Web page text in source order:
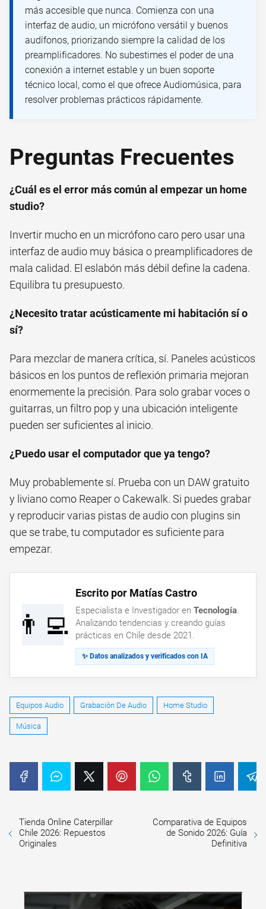
más accesible que nunca. Comienza con una
interfaz de audio, un micrófono versátil y buenos
audífonos, priorizando siempre la calidad de los
preamplificadores. No subestimes el poder de una
conexión a internet estable y un buen soporte
técnico local, como el que ofrece Audiomúsica, para
resolver problemas prácticos rápidamente.
Preguntas Frecuentes
¿Cuál es el error más común al empezar un home
studio?
Invertir mucho en un micrófono caro pero usar una
interfaz de audio muy básica o preamplificadores de
mala calidad. El eslabón más débil define la cadena.
Equilibra tu presupuesto.
¿Necesito tratar acústicamente mi habitación sí o
sí?
Para mezclar de manera crítica, sí. Paneles acústicos
básicos en los puntos de reflexión primaria mejoran
enormemente la precisión. Para solo grabar voces o
guitarras, un filtro pop y una ubicación inteligente
pueden ser suficientes al inicio.
¿Puedo usar el computador que ya tengo?
Muy probablemente sí. Prueba con un DAW gratuito
y liviano como Reaper o Cakewalk. Si puedes grabar
y reproducir varias pistas de audio con plugins sin
que se trabe, tu computador es suficiente para
empezar.
👨‍💻
Escrito por Matías Castro
Especialista e Investigador en Tecnología.
Analizando tendencias y creando guías
prácticas en Chile desde 2021.
✨ Datos analizados y verificados con IA
Equipos Audio Grabación De Audio Home Studio
Música
Tienda Online Caterpillar
Chile 2026: Repuestos
Originales
Comparativa de Equipos
de Sonido 2026: Guía
Definitiva